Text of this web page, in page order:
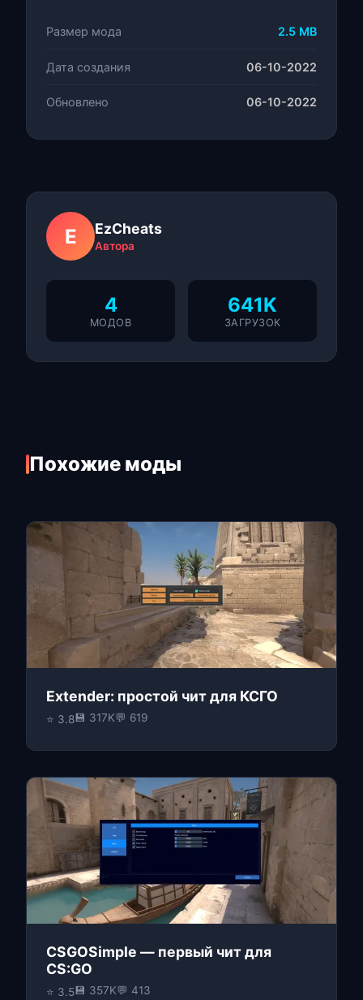
Размер мода 2.5 MB
Дата создания 06-10-2022
Обновлено 06-10-2022
E EzCheats
Автора
4
МОДОВ
641K
ЗАГРУЗОК
Похожие моды
Extender: простой чит для КСГО
⭐ 3.8💾 317K💬 619
CSGOSimple — первый чит для
CS:GO
⭐ 3.5💾 357K💬 413